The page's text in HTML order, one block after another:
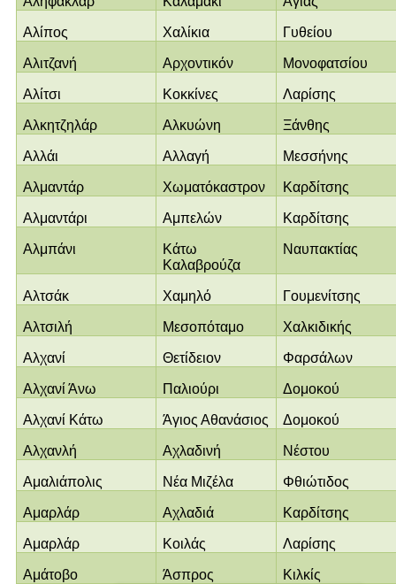
Αλίπος Χαλίκια Γυθείου
Αλιτζανή Αρχοντικόν Μονοφατσίου
Αλίτσι Κοκκίνες Λαρίσης
Αλκητζηλάρ Αλκυώνη Ξάνθης
Αλλάι Αλλαγή Μεσσήνης
Αλμαντάρ Χωματόκαστρον Καρδίτσης
Αλμαντάρι Αμπελών Καρδίτσης
Αλμπάνι
Κάτω
Καλαβρούζα
Ναυπακτίας
Αλτσάκ Χαμηλό Γουμενίτσης
Αλτσιλή Μεσοπόταμο Χαλκιδικής
Αλχανί Θετίδειον Φαρσάλων
Αλχανί Άνω Παλιούρι Δομοκού
Αλχανί Κάτω Άγιος Αθανάσιος Δομοκού
Αλχανλή Αχλαδινή Νέστου
Αμαλιάπολις Νέα Μιζέλα Φθιώτιδος
Αμαρλάρ Αχλαδιά Καρδίτσης
Αμαρλάρ Κοιλάς Λαρίσης
Αμάτοβο Άσπρος Κιλκίς